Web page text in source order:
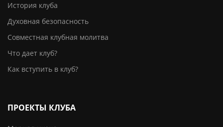
История клуба
Духовная безопасность
Совместная клубная молитва
Что дает клуб?
Как вступить в клуб?
ПРОЕКТЫ КЛУБА